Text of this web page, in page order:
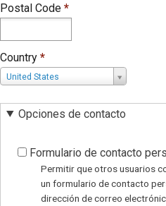
Postal Code *
Country *
United States
Country
Opciones de contacto
Formulario de contacto
Permitir que otros usuarios
un formulario de contacto
dirección de correo